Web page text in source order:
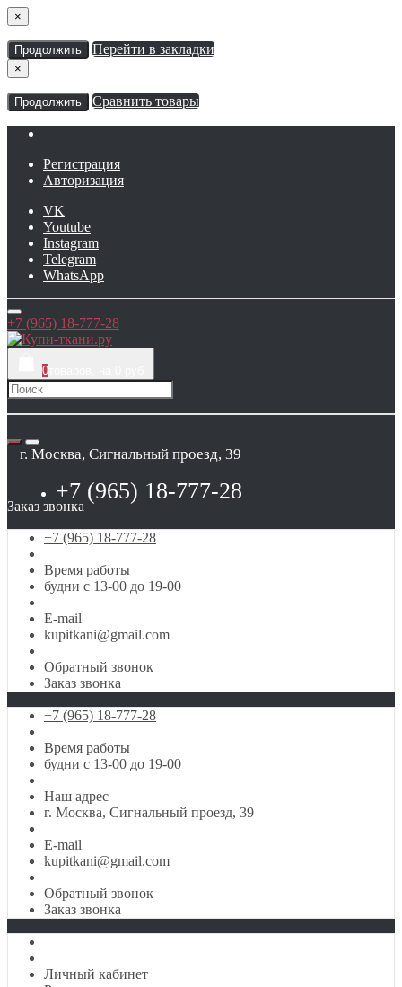
×
Продолжить Перейти в закладки
×
Продолжить Сравнить товары
Регистрация
Авторизация
VK
Youtube
Instagram
Telegram
WhatsApp
+7 (965) 18-777-28
0
г. Москва, Сигнальный проезд, 39
+7 (965) 18-777-28
Заказ звонка
+7 (965) 18-777-28
Время работы
будни с 13-00 до 19-00
E-mail
kupitkani@gmail.com
Обратный звонок
Заказ звонка
+7 (965) 18-777-28
Время работы
будни с 13-00 до 19-00
Наш адрес
г. Москва, Сигнальный проезд, 39
E-mail
kupitkani@gmail.com
Обратный звонок
Заказ звонка
Личный кабинет